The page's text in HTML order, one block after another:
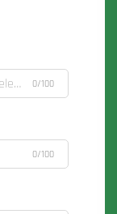
0/100
0/100